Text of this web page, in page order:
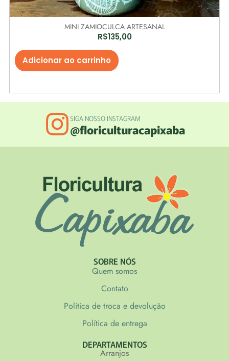
MINI ZAMIOCULCA ARTESANAL
R$135,00
Adicionar ao carrinho
SIGA NOSSO INSTAGRAM
@floriculturacapixaba
SOBRE NÓS
Quem somos
Contato
Politica de troca e devolução
Política de entrega
DEPARTAMENTOS
Arranjos